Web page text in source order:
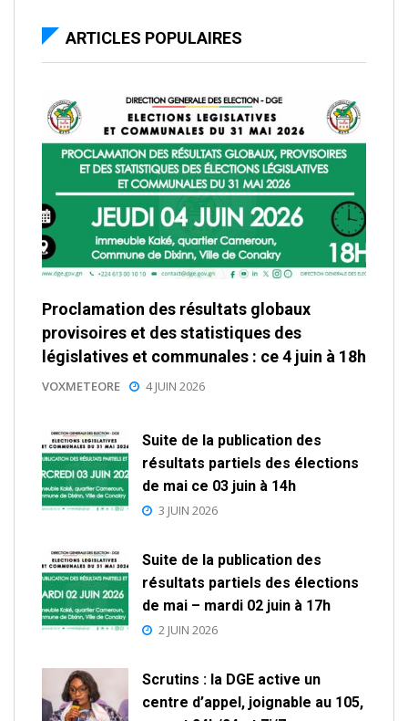
ARTICLES POPULAIRES
Proclamation des résultats globaux
provisoires et des statistiques des
législatives et communales : ce 4 juin à 18h
VOXMETEORE 4 JUIN 2026
Suite de la publication des
résultats partiels des élections
de mai ce 03 juin à 14h
3 JUIN 2026
Suite de la publication des
résultats partiels des élections
de mai – mardi 02 juin à 17h
2 JUIN 2026
Scrutins : la DGE active un
centre d’appel, joignable au 105,